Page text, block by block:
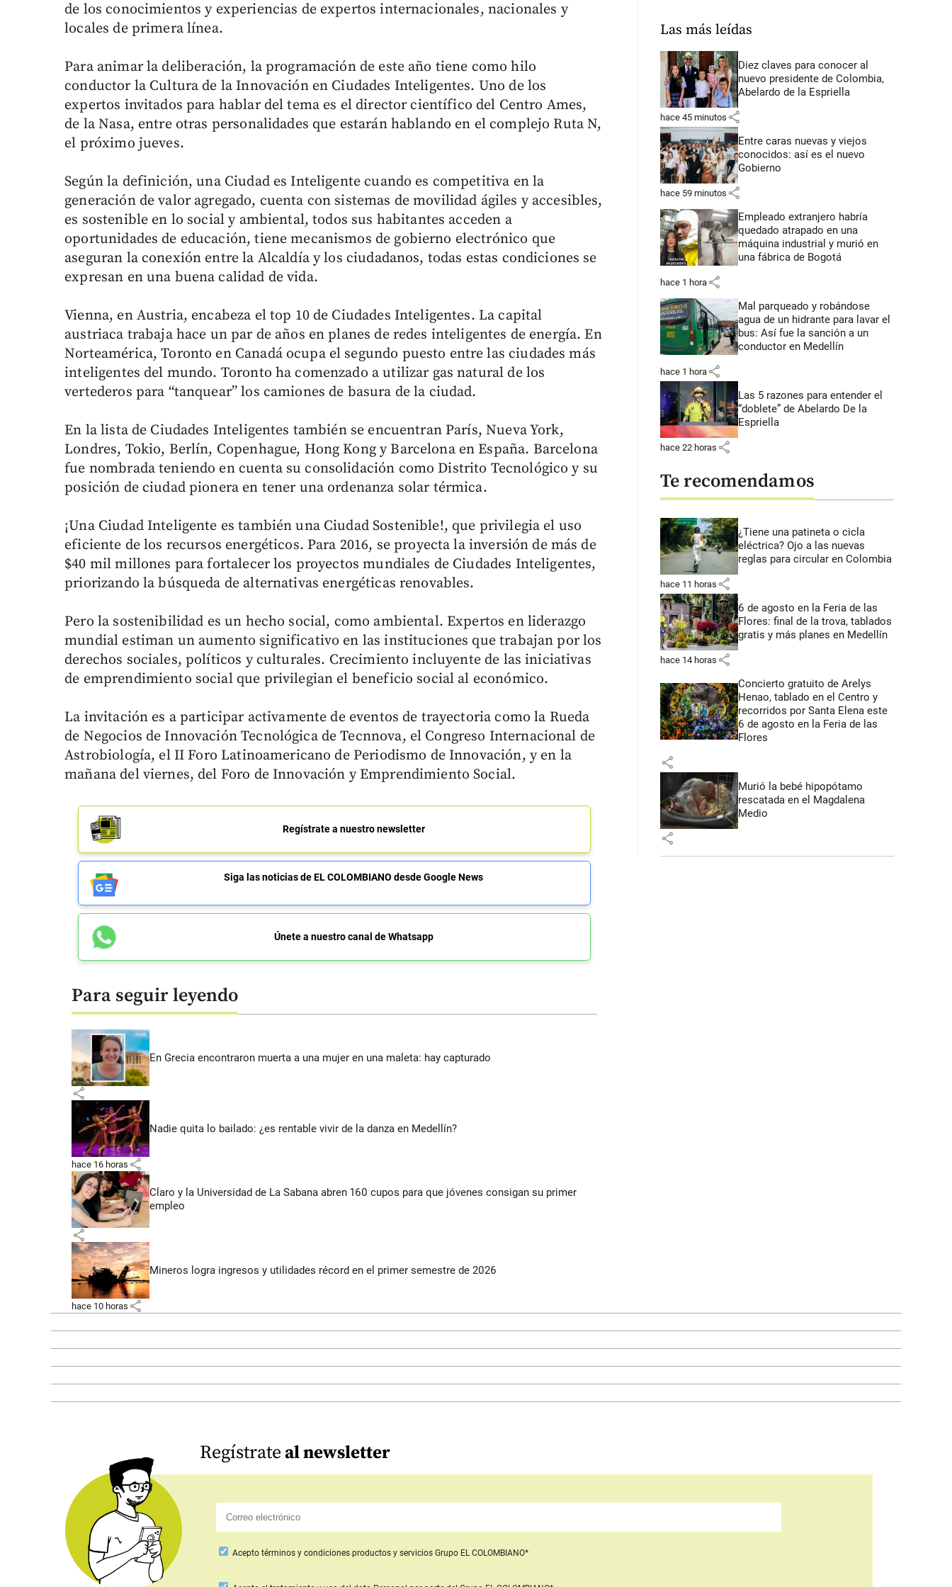
de los conocimientos y experiencias de expertos internacionales, nacionales y
locales de primera línea.
Para animar la deliberación, la programación de este año tiene como hilo
conductor la Cultura de la Innovación en Ciudades Inteligentes. Uno de los
expertos invitados para hablar del tema es el director científico del Centro Ames,
de la Nasa, entre otras personalidades que estarán hablando en el complejo Ruta N,
el próximo jueves.
Según la definición, una Ciudad es Inteligente cuando es competitiva en la
generación de valor agregado, cuenta con sistemas de movilidad ágiles y accesibles,
es sostenible en lo social y ambiental, todos sus habitantes acceden a
oportunidades de educación, tiene mecanismos de gobierno electrónico que
aseguran la conexión entre la Alcaldía y los ciudadanos, todas estas condiciones se
expresan en una buena calidad de vida.
Vienna, en Austria, encabeza el top 10 de Ciudades Inteligentes. La capital
austriaca trabaja hace un par de años en planes de redes inteligentes de energía. En
Norteamérica, Toronto en Canadá ocupa el segundo puesto entre las ciudades más
inteligentes del mundo. Toronto ha comenzado a utilizar gas natural de los
vertederos para “tanquear” los camiones de basura de la ciudad.
En la lista de Ciudades Inteligentes también se encuentran París, Nueva York,
Londres, Tokio, Berlín, Copenhague, Hong Kong y Barcelona en España. Barcelona
fue nombrada teniendo en cuenta su consolidación como Distrito Tecnológico y su
posición de ciudad pionera en tener una ordenanza solar térmica.
¡Una Ciudad Inteligente es también una Ciudad Sostenible!, que privilegia el uso
eficiente de los recursos energéticos. Para 2016, se proyecta la inversión de más de
$40 mil millones para fortalecer los proyectos mundiales de Ciudades Inteligentes,
priorizando la búsqueda de alternativas energéticas renovables.
Pero la sostenibilidad es un hecho social, como ambiental. Expertos en liderazgo
mundial estiman un aumento significativo en las instituciones que trabajan por los
derechos sociales, políticos y culturales. Crecimiento incluyente de las iniciativas
de emprendimiento social que privilegian el beneficio social al económico.
La invitación es a participar activamente de eventos de trayectoria como la Rueda
de Negocios de Innovación Tecnológica de Tecnnova, el Congreso Internacional de
Astrobiología, el II Foro Latinoamericano de Periodismo de Innovación, y en la
mañana del viernes, del Foro de Innovación y Emprendimiento Social.
Regístrate a nuestro newsletter
Siga las noticias de EL COLOMBIANO desde Google News
Únete a nuestro canal de Whatsapp
Para seguir leyendo
En Grecia encontraron muerta a una mujer en una maleta: hay capturado
share
Nadie quita lo bailado: ¿es rentable vivir de la danza en Medellín?
hace 16 horas share
Claro y la Universidad de La Sabana abren 160 cupos para que jóvenes consigan su primer
empleo
share
Mineros logra ingresos y utilidades récord en el primer semestre de 2026
hace 10 horas share
Las más leídas
Diez claves para conocer al
nuevo presidente de Colombia,
Abelardo de la Espriella
hace 45 minutos share
Entre caras nuevas y viejos
conocidos: así es el nuevo
Gobierno
hace 59 minutos share
Empleado extranjero habría
quedado atrapado en una
máquina industrial y murió en
una fábrica de Bogotá
hace 1 hora share
Mal parqueado y robándose
agua de un hidrante para lavar el
bus: Así fue la sanción a un
conductor en Medellín
hace 1 hora share
Las 5 razones para entender el
“doblete” de Abelardo De la
Espriella
hace 22 horas share
Te recomendamos
¿Tiene una patineta o cicla
eléctrica? Ojo a las nuevas
reglas para circular en Colombia
hace 11 horas share
6 de agosto en la Feria de las
Flores: final de la trova, tablados
gratis y más planes en Medellín
hace 14 horas share
Concierto gratuito de Arelys
Henao, tablado en el Centro y
recorridos por Santa Elena este
6 de agosto en la Feria de las
Flores
share
Murió la bebé hipopótamo
rescatada en el Magdalena
Medio
share
Regístrateal newsletter
Acepto términos y condiciones productos y servicios Grupo EL COLOMBIANO*